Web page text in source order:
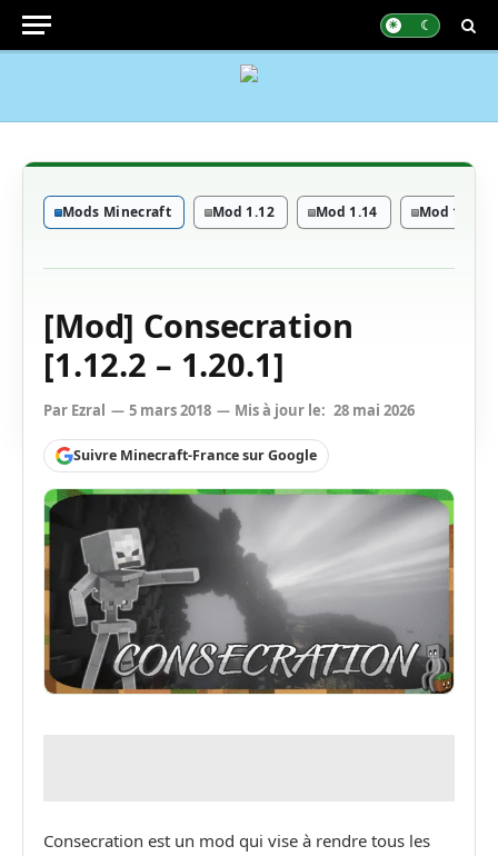
Mods Minecraft Mod 1.12 Mod 1.14 Mod 1.15
[Mod] Consecration
[1.12.2 – 1.20.1]
Par Ezral 5 mars 2018 Mis à jour le: 28 mai 2026
Suivre Minecraft-France sur Google
Consecration est un mod qui vise à rendre tous les